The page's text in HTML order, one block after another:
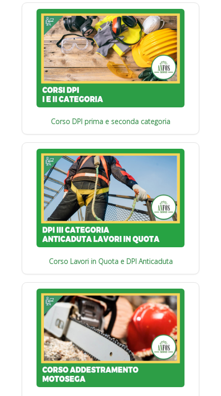
Corso DPI prima e seconda categoria
Corso Lavori in Quota e DPI Anticaduta